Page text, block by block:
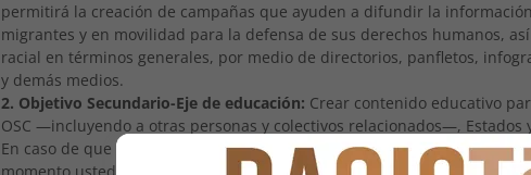
permitirá la creación de campañas que ayuden a difundir la
migrantes y en movilidad para la defensa de sus derechos humanos,
racial en términos generales, por medio de directorios, panfletos,
y demás medios.
2. Objetivo Secundario-Eje de educación: Crear contenido educativo
OSC —incluyendo a otras personas y colectivos relacionados—, Estados
En caso de que no desee que sus datos personales sean tratados para